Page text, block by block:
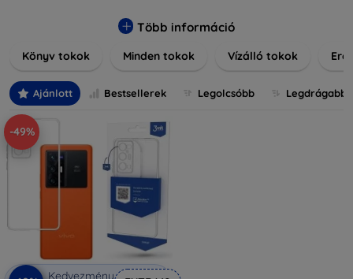
nálunk mindenki megtalálja a stílusához leginkább illő
különlegesebbé eszközeit a tökéletes tokkal!
Több információ
Könyv tokok Minden tokok Vízálló tokok
Ajánlott Bestsellerek Legolcsóbb Legdrágabb
-49%
Kedvezmény